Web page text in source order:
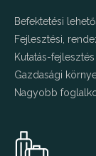
Befektetési
Fejlesztési,
Kutatás-fejlesztés
Gazdasági
Nagyobb